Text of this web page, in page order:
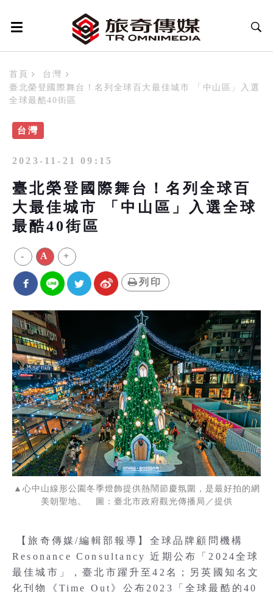
首頁
台灣
臺北榮登國際舞台！名列全球百大最佳城市 「中山區」入選
全球最酷40街區
台灣
2023-11-21 09:15
臺北榮登國際舞台！名列全球百
大最佳城市 「中山區」入選全球
最酷40街區
- A +
列印
▲心中山線形公園冬季燈飾提供熱鬧節慶氛圍，是最好拍的網
美朝聖地。 圖：臺北市政府觀光傳播局／提供
【旅奇傳媒/編輯部報導】全球品牌顧問機構
Resonance Consultancy 近期公布「2024全球
最佳城市」，臺北市躍升至42名；另英國知名文
化刊物《Time Out》公布2023「全球最酷的40